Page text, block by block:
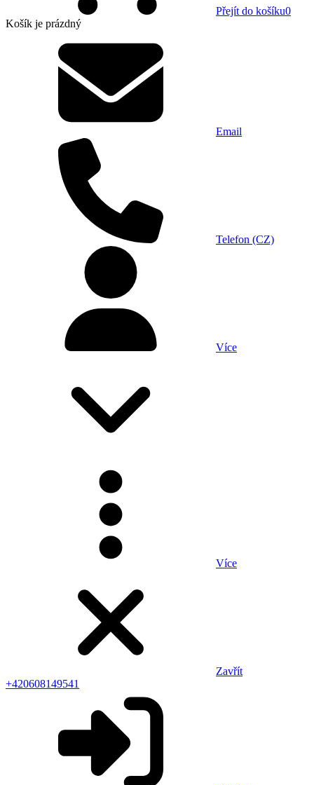
Přejít do košíku0
Košík je prázdný
Email
Telefon (CZ)
Více
Více
Zavřít
+420608149541